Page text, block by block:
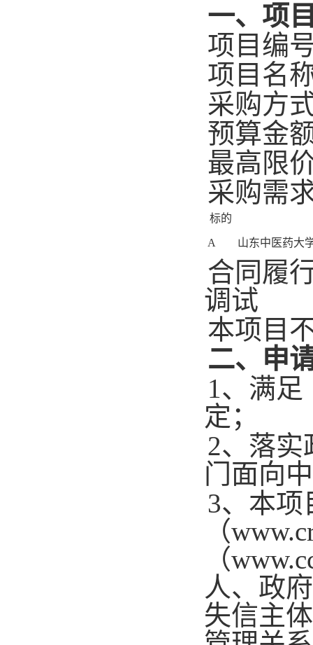
一、项
项目编
项目名
采购方
预算金
最高限
采购需
标的
A 山东中医药大
合同履
调试
本项目
二、申
1、满
定；
2、落实
门面向
3、本项
（
（
人、政
失信主